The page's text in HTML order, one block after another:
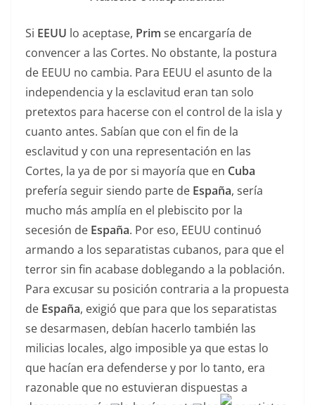
Si EEUU lo aceptase, Prim se encargaría de
convencer a las Cortes. No obstante, la postura
de EEUU no cambia. Para EEUU el asunto de la
independencia y la esclavitud eran tan solo
pretextos para hacerse con el control de la isla y
cuanto antes. Sabían que con el fin de la
esclavitud y con una representación en las
Cortes, la ya de por si mayoría que en Cuba
prefería seguir siendo parte de España, sería
mucho más amplía en el plebiscito por la
secesión de España. Por eso, EEUU continuó
armando a los separatistas cubanos, para que el
terror sin fin acabase doblegando a la población.
Para excusar su posición contraria a la propuesta
de España, exigió que para que los separatistas
se desarmasen, debían hacerlo también las
milicias locales, algo imposible ya que estas lo
que hacían era defenderse y por lo tanto, era
razonable que no estuvieran dispuestas a